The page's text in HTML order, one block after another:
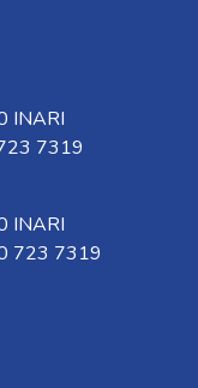
INARI
7319
INARI
723 7319